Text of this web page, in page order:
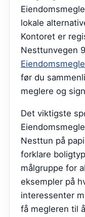
lokale
Kontoret er
Nesttunvegen
før du
meglere og
Det viktigste
Nesttun på
forklare
målgruppe for
eksempler på
interessenter
få megleren til